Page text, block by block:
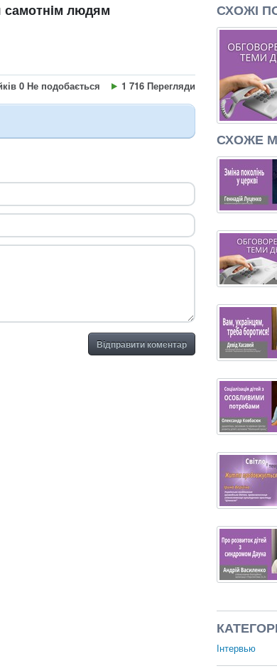
самотнiм людям
1 716 Перегляди
0 Не подобається
Відправити коментар
СХОЖІ
СХОЖЕ
Інтервью